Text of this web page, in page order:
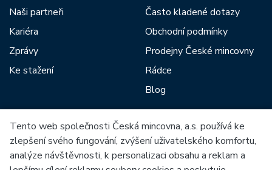
Naši partneři
Kariéra
Zprávy
Ke stažení
Často kladené dotazy
Obchodní podmínky
Prodejny České mincovny
Rádce
Blog
Mezi naše partnery patří:
Tento web společnosti Česká mincovna, a.s. používá ke
zlepšení svého fungování, zvýšení uživatelského komfortu,
analýze návštěvnosti, k personalizaci obsahu a reklam a